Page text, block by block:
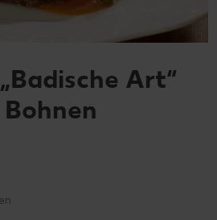
Art“
teilenteilen